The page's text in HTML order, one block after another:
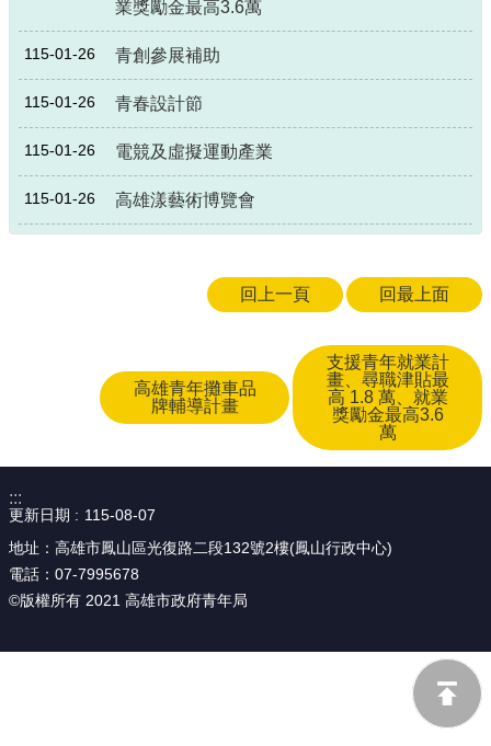
告
業獎勵金最高3.6萬
115-01-26 青創參展補助
115-01-26 青春設計節
115-01-26 電競及虛擬運動產業
115-01-26 高雄漾藝術博覽會
回上一頁 回最上面
高雄青年攤車品
牌輔導計畫
支援青年就業計
畫、尋職津貼最
高 1.8 萬、就業
獎勵金最高3.6
萬
:::
更新日期
115-08-07
地址：高雄市鳳山區光復路二段132號2樓(鳳山行政中心)
電話：07-7995678
©版權所有 2021 高雄市政府青年局